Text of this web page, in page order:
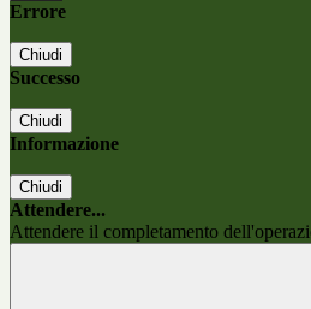
Errore
Chiudi
Successo
Chiudi
Informazione
Chiudi
Attendere...
Attendere il completamento